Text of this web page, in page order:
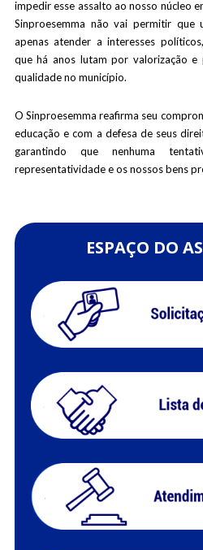
impedir esse assalto ao nosso núcleo
Sinproesemma não vai permitir que
apenas atender a interesses
que há anos lutam por valorização e
qualidade no município.
O Sinproesemma reafirma seu
educação e com a defesa de seus
garantindo que nenhuma
representatividade e os nossos bens
ESPAÇO DO